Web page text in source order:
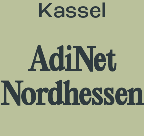
Kassel
AdiNet
Nordhessen